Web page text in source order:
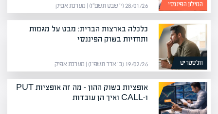
המילון הפיננסי 28/01/26 (י׳ שבט תשפ״ו) | מערכת אפיק
וולסטריט
כלכלה בארצות הברית: מבט על מגמות
ותחזיות בשוק הפיננסי
19/02/26 (ב׳ אדר תשפ״ו) | מערכת אפיק
אופציות בשוק ההון – מה זה אופציות PUT
ו-CALL ואיך הן עובדות